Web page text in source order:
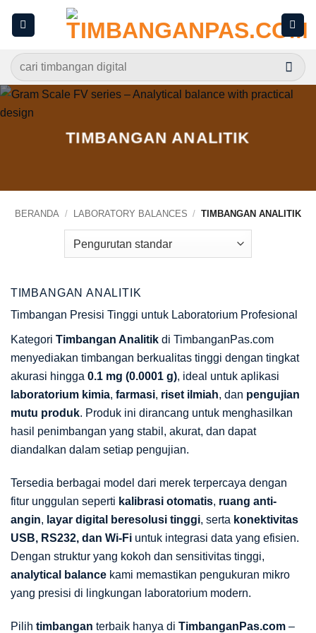
Pencarian
untuk:
TIMBANGAN ANALITIK
BERANDA / LABORATORY BALANCES / TIMBANGAN ANALITIK
TIMBANGAN ANALITIK
Timbangan Presisi Tinggi untuk Laboratorium Profesional
Kategori Timbangan Analitikdi TimbanganPas.com
menyediakan timbangan berkualitas tinggi dengan tingkat
akurasi hingga 0.1 mg (0.0001 g), ideal untuk aplikasi
laboratorium kimia farmasi, riset ilmiah , dan pengujian
mutu produk. Produk ini dirancang untuk menghasilkan
hasil penimbangan yang stabil, akurat, dan dapat
diandalkan dalam setiap pengujian.
Tersedia berbagai model dari merek terpercaya dengan
fitur unggulan seperti kalibrasi otomatis, ruang anti-
angin, layar digital beresolusi tinggi, serta konektivitas
USB, RS232, dan Wi-Fiuntuk integrasi data yang efisien.
Dengan struktur yang kokoh dan sensitivitas tinggi,
analytical balancekami memastikan pengukuran mikro
yang presisi di lingkungan laboratorium modern.
Pilih timbangan terbaik hanya di TimbanganPas.com–